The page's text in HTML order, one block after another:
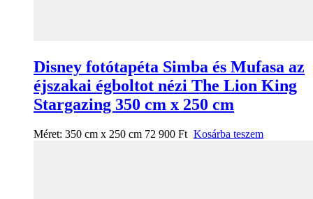
Disney fotótapéta Simba és Mufasa az
éjszakai égboltot nézi The Lion King
Stargazing 350 cm x 250 cm
Méret: 350 cm x 250 cm 72 900 Ft Kosárba teszem